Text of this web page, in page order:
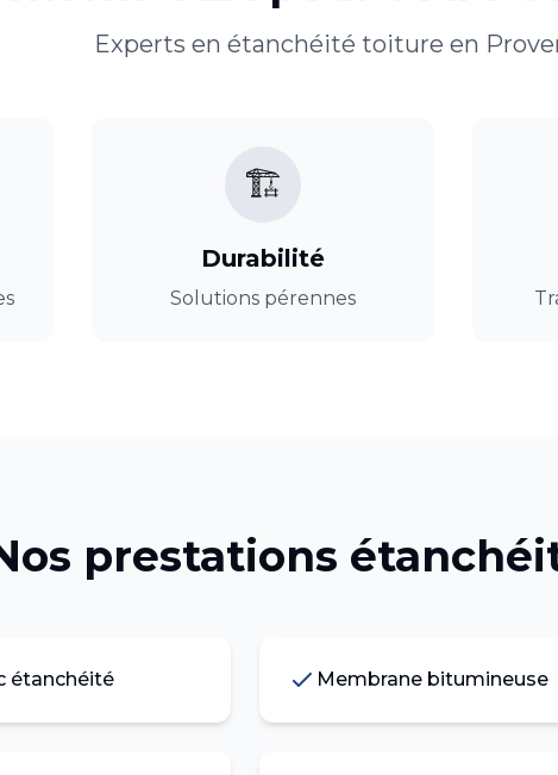
Experts en étanchéité toiture en
🏗️
Durabilité
Solutions pérennes
prestations
étanchéité Membrane bitumineuse